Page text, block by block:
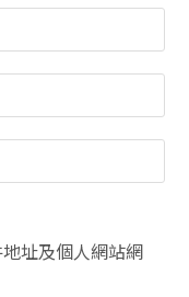
址及個人網站網